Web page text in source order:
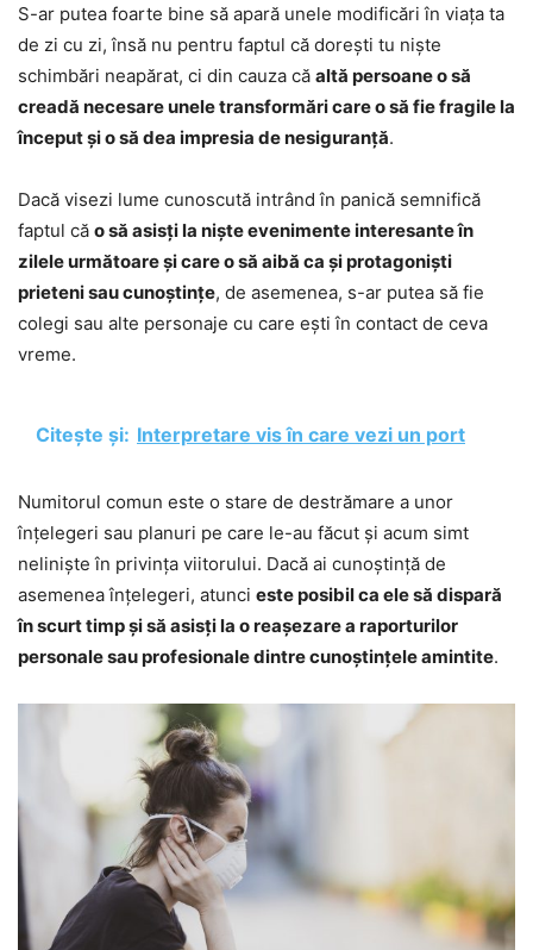
S-ar putea foarte bine să apară unele modificări în viața ta
de zi cu zi, însă nu pentru faptul că dorești tu niște
schimbări neapărat, ci din cauza că altă persoane o să
creadă necesare unele transformări care o să fie fragile la
început și o să dea impresia de nesiguranță.
Dacă visezi lume cunoscută intrând în panică semnifică
faptul că o să asisți la niște evenimente interesante în
zilele următoare și care o să aibă ca și protagoniști
prieteni sau cunoștințe, de asemenea, s-ar putea să fie
colegi sau alte personaje cu care ești în contact de ceva
vreme.
Citește și: Interpretare vis în care vezi un port
Numitorul comun este o stare de destrămare a unor
înțelegeri sau planuri pe care le-au făcut și acum simt
neliniște în privința viitorului. Dacă ai cunoștință de
asemenea înțelegeri, atunci este posibil ca ele să dispară
în scurt timp și să asisți la o reașezare a raporturilor
personale sau profesionale dintre cunoștințele amintite.